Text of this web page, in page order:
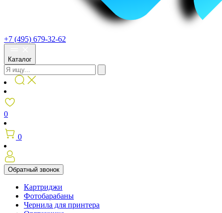
+7 (495) 679-32-62
Каталог
0
0
Обратный звонок
Картриджи
Фотобарабаны
Чернила для принтера